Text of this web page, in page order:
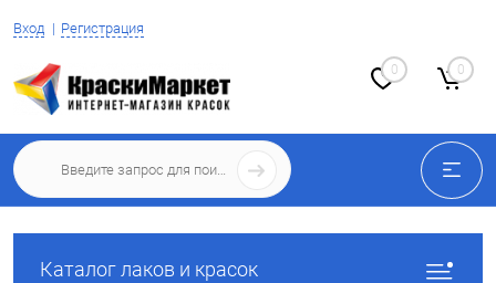
Вход Регистрация
0 0
Каталог лаков и красок